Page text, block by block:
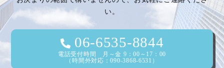
ョ
ン
い。
06-6535-8844
電話受付時間 月～金 9：00～17：00
（時間外対応：090-3868-6531）